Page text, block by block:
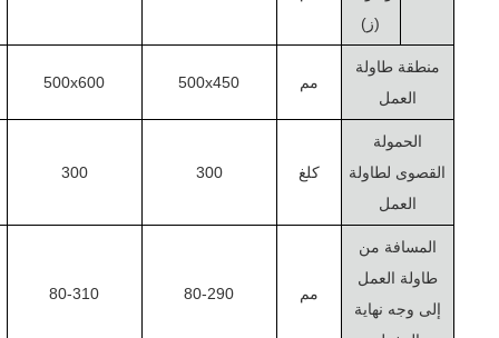
(ز)
منطقة طاولة
العمل
مم 500x450
500x600
الحمولة
القصوى لطاولة
العمل
كلغ 300
300
المسافة من
طاولة العمل
إلى وجه نهاية
مم 80-290
80-310